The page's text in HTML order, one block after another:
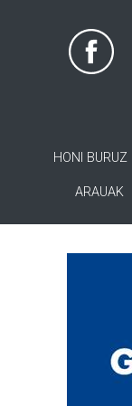
HONI BURUZ
ARAUAK